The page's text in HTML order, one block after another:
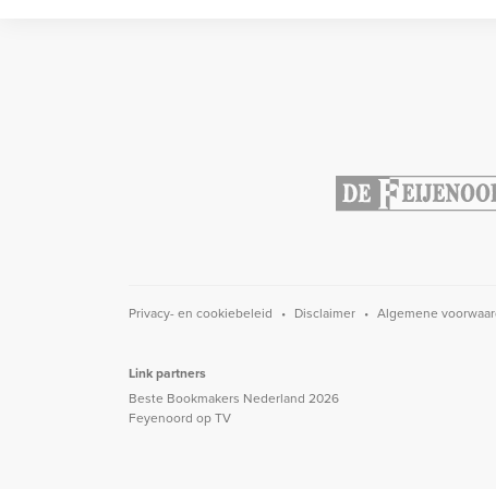
Privacy- en cookiebeleid Disclaimer Algemene
Link partners
Beste Bookmakers Nederland 2026
Feyenoord op TV